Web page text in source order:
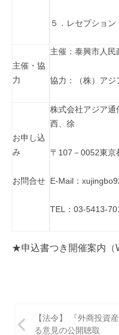
５．レセプション
主催・協
力
主催：泰興市人民
協力：（株）アジ
お申し込
み
お問合せ
株式会社アジア通
西、徐
〒107－0052東京
E-Mail：
TEL：03-5413-
★申込書つき開催案内（
【法令】 『外商投資
る意見の公開聴取